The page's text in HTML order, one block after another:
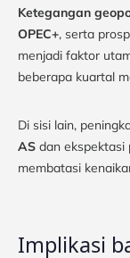
Ketegangan
OPEC+, serta
menjadi faktor
beberapa kuartal
Di sisi lain,
AS dan ekspektasi
membatasi
Implikasi